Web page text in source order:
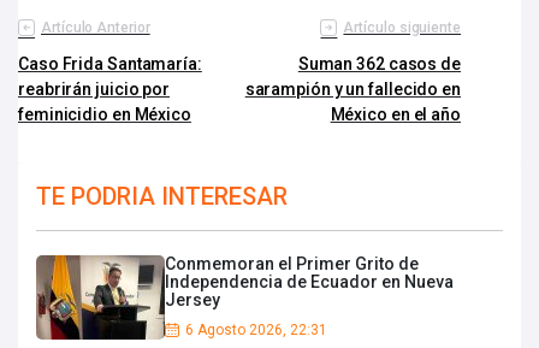
Artículo Anterior
Caso Frida Santamaría:
reabrirán juicio por
feminicidio en México
Artículo siguiente
Suman 362 casos de
sarampión y un fallecido en
México en el año
TE PODRIA INTERESAR
Conmemoran el Primer Grito de
Independencia de Ecuador en Nueva
Jersey
6 Agosto 2026, 22:31